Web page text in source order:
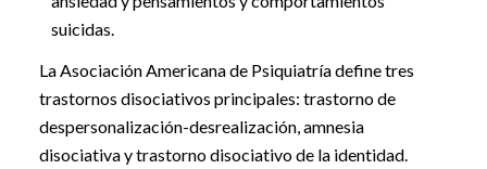
suicidas.
La Asociación Americana de Psiquiatría define tres
trastornos disociativos principales: trastorno de
despersonalización-desrealización, amnesia
disociativa y trastorno disociativo de la identidad.